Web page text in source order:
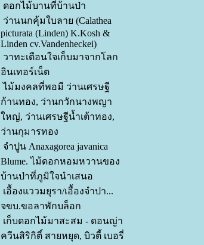
ดอกไม้บานที่บ้านป่า
ว่านนกคุ้มใบลาย (Calathea
picturata (Linden) K.Kosh &
Linden cv.Vandenheckei)
วาทะเตือนใจเก็บมาจากโลก
อินเทอร์เน็ต
ไม้มงคลที่พอมี ว่านเศรษฐี
ก้านทอง, ว่านกวักนางพญา
หญ่, ว่านเศรษฐีน้ำเต้าทอง,
ว่านกุมารทอง
จำปูน Anaxagorea javanica
Blume. ไม้ดอกหอมหวานของ
บ้านป่าที่ภูมิใจนำเสนอ
เอื้องแววมยุรา/เอื้องจำปา...
จขบ.ขอลาพักบล็อก
เก็บดอกไม้มาสะสม - ดอนญ่า
ควีนสิริกิติ์ สายหยุด, บิวตี้ เบอรี่